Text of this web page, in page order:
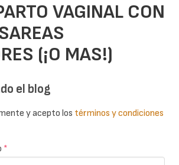
VAGINAL CON
(¡O MAS!)
el blog
y acepto los términos y condiciones
*